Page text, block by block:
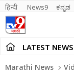
हिन्दी News9 ಕನ್ನಡ
LATEST NEWS
Marathi News